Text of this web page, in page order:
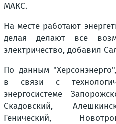
МАКС.
На месте работают
делая делают все
электричество, добавил
По данным
в связи с
энергосистеме
Скадовский,
Генический,